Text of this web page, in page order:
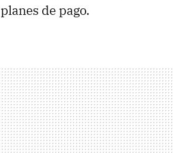
de pago.